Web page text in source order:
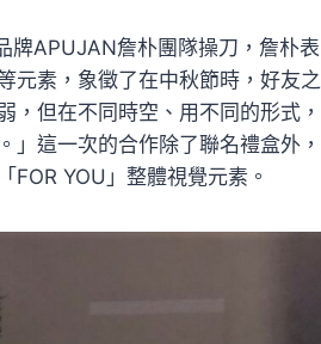
牌APUJAN詹朴團隊操刀，詹朴表
元素，象徵了在中秋節時，好友之
，但在不同時空、用不同的形式，
」這一次的合作除了聯名禮盒外，
YOU」整體視覺元素。